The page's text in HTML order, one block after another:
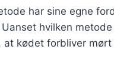
har sine egne
hvilken
at kødet forbliver